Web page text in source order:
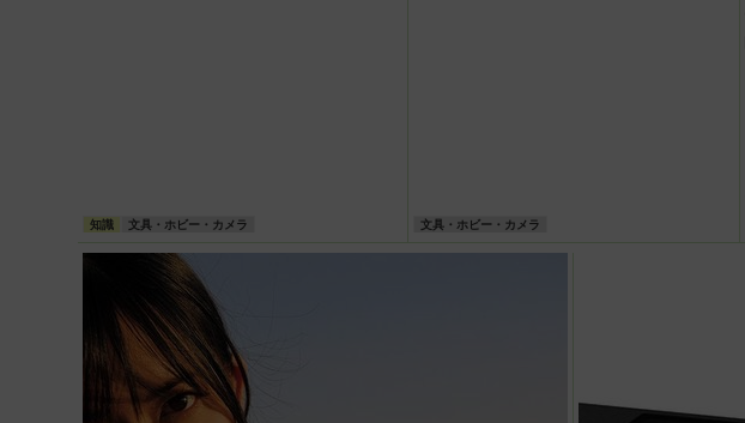
知識 文具・ホビー・カメラ 文具・ホビー・カメラ